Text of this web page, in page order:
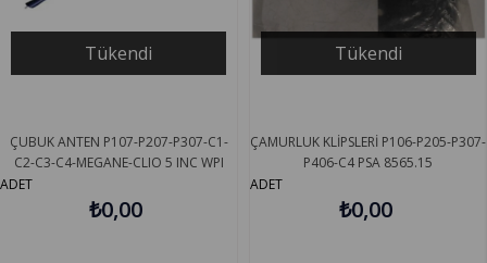
Tükendi
ÇUBUK ANTEN P107-P207-P307-C1-
C2-C3-C4-MEGANE-CLIO 5 INC WPI
ADET
₺0,00
Tükendi
ÇAMURLUK KLİPSLERİ P106-P205-P307-
P406-C4 PSA 8565.15
ADET
₺0,00